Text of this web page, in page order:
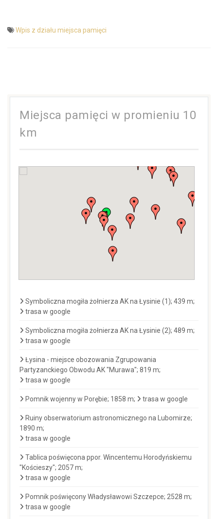
Wpis z działu miejsca pamięci
Miejsca pamięci w promieniu 10
km
Symboliczna mogiła żołnierza AK na Łysinie (1); 439 m;
trasa w google
Symboliczna mogiła żołnierza AK na Łysinie (2); 489 m;
trasa w google
Łysina - miejsce obozowania Zgrupowania
Partyzanckiego Obwodu AK "Murawa"; 819 m;
trasa w google
Pomnik wojenny w Porębie; 1858 m; trasa w google
Ruiny obserwatorium astronomicznego na Lubomirze;
1890 m;
trasa w google
Tablica poświęcona ppor. Wincentemu Horodyńskiemu
"Kościeszy"; 2057 m;
trasa w google
Pomnik poświęcony Władysławowi Szczepce; 2528 m;
trasa w google